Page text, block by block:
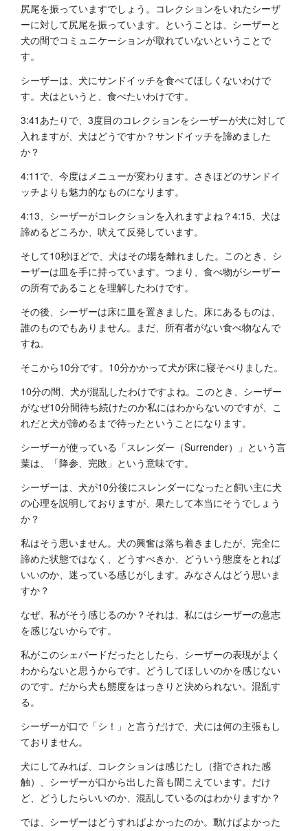
尻尾を振っていますでしょう。コレクションをいれたシーザ
ーに対して尻尾を振っています。ということは、シーザーと
犬の間でコミュニケーションが取れていないということで
す。
シーザーは、犬にサンドイッチを食べてほしくないわけで
す。犬はというと、食べたいわけです。
3:41あたりで、3度目のコレクションをシーザーが犬に対して
入れますが、犬はどうですか？サンドイッチを諦めました
か？
4:11で、今度はメニューが変わります。さきほどのサンドイ
ッチよりも魅力的なものになります。
4:13、シーザーがコレクションを入れますよね？4:15、犬は
諦めるどころか、吠えて反発しています。
そして10秒ほどで、犬はその場を離れました。このとき、シ
ーザーは皿を手に持っています。つまり、食べ物がシーザー
の所有であることを理解したわけです。
その後、シーザーは床に皿を置きました。床にあるものは、
誰のものでもありません。まだ、所有者がない食べ物なんで
すね。
そこから10分です。10分かかって犬が床に寝そべりました。
10分の間、犬が混乱したわけですよね。このとき、シーザー
がなぜ10分間待ち続けたのか私にはわからないのですが、こ
れだと犬が諦めるまで待ったということになります。
シーザーが使っている「スレンダー（Surrender）」という言
葉は、「降参、完敗」という意味です。
シーザーは、犬が10分後にスレンダーになったと飼い主に犬
の心理を説明しておりますが、果たして本当にそうでしょう
か？
私はそう思いません。犬の興奮は落ち着きましたが、完全に
諦めた状態ではなく、どうすべきか、どういう態度をとれば
いいのか、迷っている感じがします。みなさんはどう思いま
すか？
なぜ、私がそう感じるのか？それは、私にはシーザーの意志
を感じないからです。
私がこのシェパードだったとしたら、シーザーの表現がよく
わからないと思うからです。どうしてほしいのかを感じない
のです。だから犬も態度をはっきりと決められない。混乱す
る。
シーザーが口で「シ！」と言うだけで、犬には何の主張もし
ておりません。
犬にしてみれば、コレクションは感じたし（指でされた感
触）、シーザーが口から出した音も聞こえています。だけ
ど、どうしたらいいのか、混乱しているのはわかりますか？
では、シーザーはどうすればよかったのか。動けばよかった